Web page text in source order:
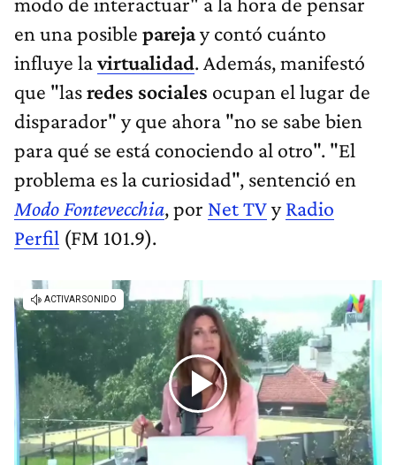
en una posible parejay contó cuánto
influye lavirtualidad. Además, manifestó
que "lasredes sociales ocupan el lugar de
disparador" y que ahora "no se sabe bien
para qué se está conociendo al otro". "El
problema es la curiosidad", sentenció en
Modo Fontevecchia, por Net TVyRadio
Perfil (FM 101.9).